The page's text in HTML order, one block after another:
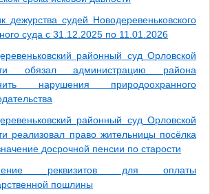
дежурства судей Новодеревеньковского
суда с 31.12.2025 по 11.01.2026
районный суд Орловской
обязал администрацию района
нарушения природоохранного
районный суд Орловской
реализовал право жительницы посёлка
досрочной пенсии по старости
реквизитов для оплаты
пошлины